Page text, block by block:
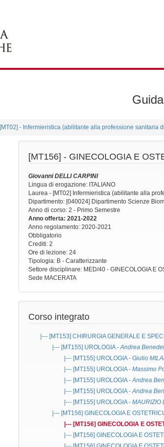
[MT02] - Infermieristica (abilitante alla professione sanitaria
[MT156] - GINECOLOGIA E
Giovanni DELLI CARPINI
Lingua di erogazione: ITALIANO
Laurea - [MT02] Infermieristica (abilitante alla
Dipartimento: [040024] Dipartimento Scienze
Anno di corso: 2 - Primo Semestre
Anno offerta: 2021-2022
Anno regolamento: 2020-2021
Obbligatorio
Crediti: 2
Ore di lezione: 24
Tipologia: B - Caratterizzante
Settore disciplinare: MED/40 - GINECOLOGIA E
Sede MACERATA
Corso integrato
|--- [MT153] CHIRURGIA GENERALE E
|--- [MT155] UROLOGIA-Andrea
|--- [MT155] UROLOGIA- Giulio
|--- [MT155] UROLOGIA- Massimo
|--- [MT155] UROLOGIA-Andrea
|--- [MT155] UROLOGIA-Andrea
|--- [MT155] UROLOGIA- MAURIZIO
|--- [MT156] GINECOLOGIA E
|--- [MT156] GINECOLOGIA E
|--- [MT156] GINECOLOGIA E